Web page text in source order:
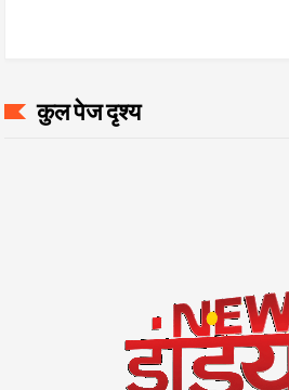
कुल पेज दृश्य